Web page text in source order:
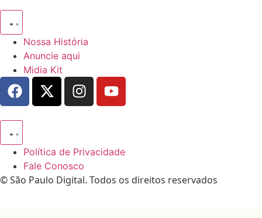
Nossa História
Anuncie aqui
Midia Kit
Política de Privacidade
Fale Conosco
© São Paulo Digital. Todos os direitos reservados